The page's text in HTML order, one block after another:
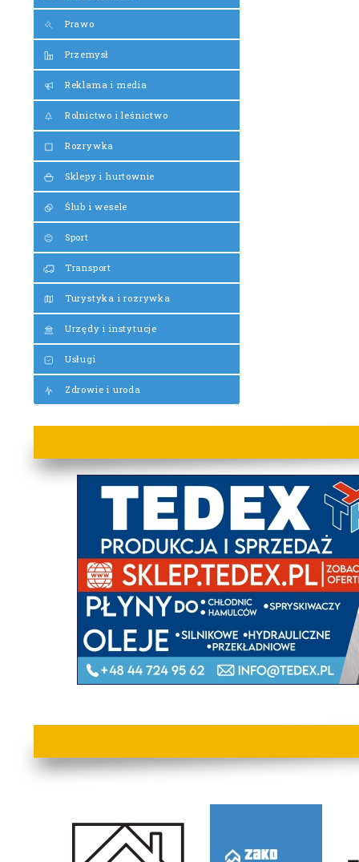
Prawo
Przemysł
Reklama i media
Rolnictwo i leśnictwo
Rozrywka
Sklepy i hurtownie
Ślub i wesele
Sport
Transport
Turystyka i rozrywka
Urzędy i instytucje
Usługi
Zdrowie i uroda